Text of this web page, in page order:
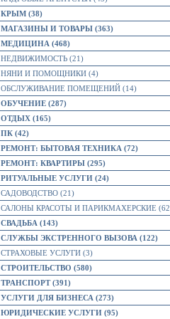
КРЫМ (38)
МАГАЗИНЫ И ТОВАРЫ (363)
МЕДИЦИНА (468)
НЕДВИЖИМОСТЬ (21)
НЯНИ И ПОМОЩНИКИ (4)
ОБСЛУЖИВАНИЕ ПОМЕЩЕНИЙ (14)
ОБУЧЕНИЕ (287)
ОТДЫХ (165)
ПК (42)
РЕМОНТ: БЫТОВАЯ ТЕХНИКА (72)
РЕМОНТ: КВАРТИРЫ (295)
РИТУАЛЬНЫЕ УСЛУГИ (24)
САДОВОДСТВО (21)
САЛОНЫ КРАСОТЫ И ПАРИКМАХЕРСКИЕ
СВАДЬБА (143)
СЛУЖБЫ ЭКСТРЕННОГО ВЫЗОВА (122)
СТРАХОВЫЕ УСЛУГИ (3)
СТРОИТЕЛЬСТВО (580)
ТРАНСПОРТ (391)
УСЛУГИ ДЛЯ БИЗНЕСА (273)
ЮРИДИЧЕСКИЕ УСЛУГИ (95)